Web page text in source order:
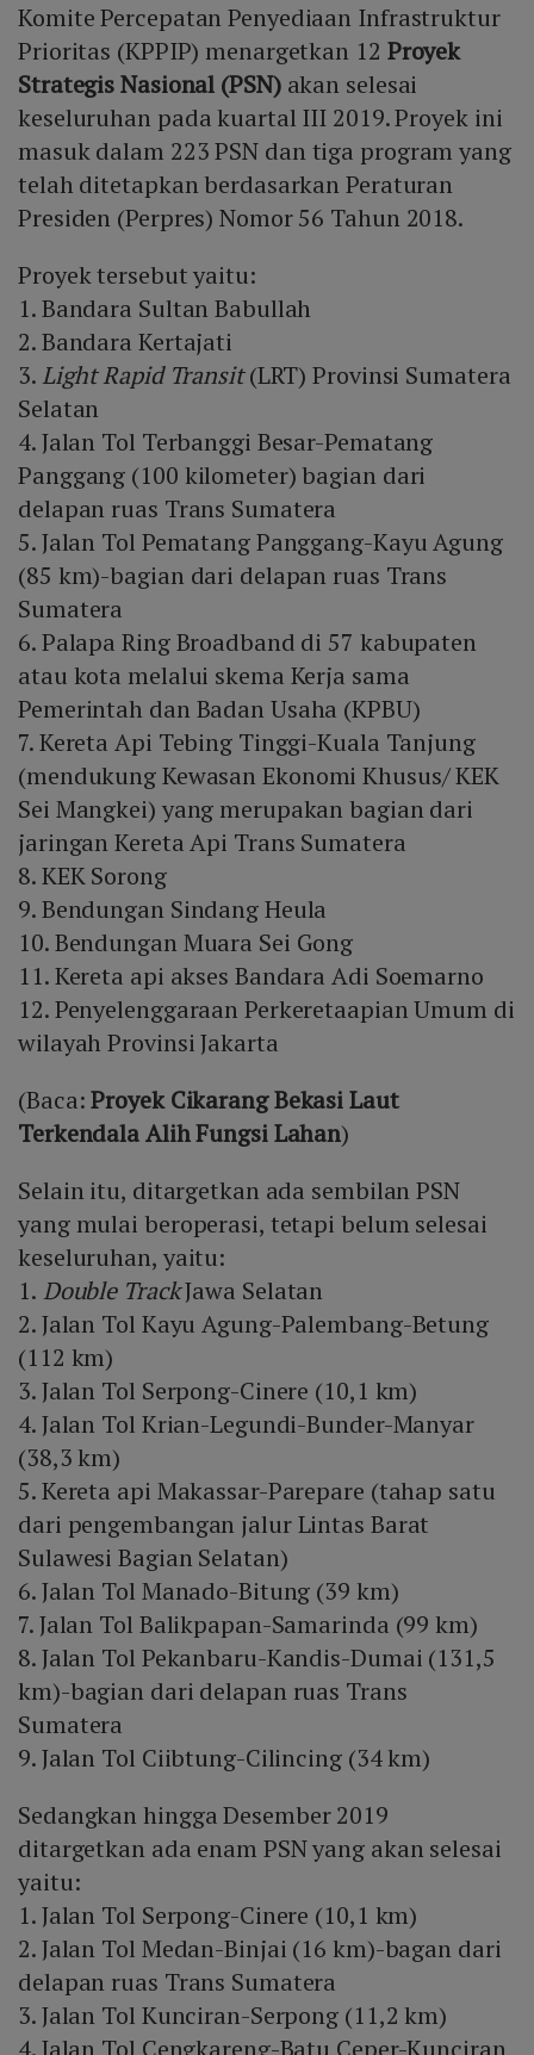
Komite Percepatan Penyediaan Infrastruktur
Prioritas (KPPIP) menargetkan 12 Proyek
Strategis Nasional (PSN)akan selesai
keseluruhan pada kuartal III 2019. Proyek ini
masuk dalam 223 PSN dan tiga program yang
telah ditetapkan berdasarkan Peraturan
Presiden (Perpres) Nomor 56 Tahun 2018.
Proyek tersebut yaitu:
1. Bandara Sultan Babullah
2. Bandara Kertajati
3. Light Rapid Transit(LRT) Provinsi Sumatera
Selatan
4. Jalan Tol Terbanggi Besar-Pematang
Panggang (100 kilometer) bagian dari
delapan ruas Trans Sumatera
5. Jalan Tol Pematang Panggang-Kayu Agung
(85 km)-bagian dari delapan ruas Trans
Sumatera
6. Palapa Ring Broadband di 57 kabupaten
atau kota melalui skema Kerja sama
Pemerintah dan Badan Usaha (KPBU)
7. Kereta Api Tebing Tinggi-Kuala Tanjung
(mendukung Kewasan Ekonomi Khusus/ KEK
Sei Mangkei) yang merupakan bagian dari
jaringan Kereta Api Trans Sumatera
8. KEK Sorong
9. Bendungan Sindang Heula
10. Bendungan Muara Sei Gong
11. Kereta api akses Bandara Adi Soemarno
12. Penyelenggaraan Perkeretaapian Umum di
wilayah Provinsi Jakarta
(Baca:Proyek Cikarang Bekasi Laut
Terkendala Alih Fungsi Lahan)
Selain itu, ditargetkan ada sembilan PSN
yang mulai beroperasi, tetapi belum selesai
keseluruhan, yaitu:
1. Double TrackJawa Selatan
2. Jalan Tol Kayu Agung-Palembang-Betung
(112 km)
3. Jalan Tol Serpong-Cinere (10,1 km)
4. Jalan Tol Krian-Legundi-Bunder-Manyar
(38,3 km)
5. Kereta api Makassar-Parepare (tahap satu
dari pengembangan jalur Lintas Barat
Sulawesi Bagian Selatan)
6. Jalan Tol Manado-Bitung (39 km)
7. Jalan Tol Balikpapan-Samarinda (99 km)
8. Jalan Tol Pekanbaru-Kandis-Dumai (131,5
km)-bagian dari delapan ruas Trans
Sumatera
9. Jalan Tol Ciibtung-Cilincing (34 km)
Sedangkan hingga Desember 2019
ditargetkan ada enam PSN yang akan selesai
yaitu:
1. Jalan Tol Serpong-Cinere (10,1 km)
2. Jalan Tol Medan-Binjai (16 km)-bagan dari
delapan ruas Trans Sumatera
3. Jalan Tol Kunciran-Serpong (11,2 km)